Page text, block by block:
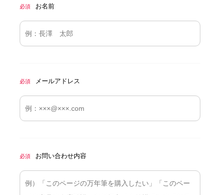
必須 お名前
必須 メールアドレス
必須 お問い合わせ内容